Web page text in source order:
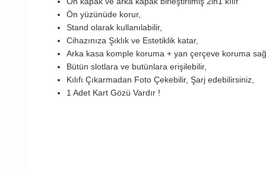
Ön yüzünüde korur,
Stand olarak kullanılabilir,
Cihazınıza Şıklık ve Estetiklik katar,
Arka kasa komple koruma + yan çerçeve koruma
Bütün slotlara ve butünlara erişilebilir,
Kılıfı Çıkarmadan Foto Çekebilir, Şarj edebilirsiniz,
1 Adet Kart Gözü Vardır !